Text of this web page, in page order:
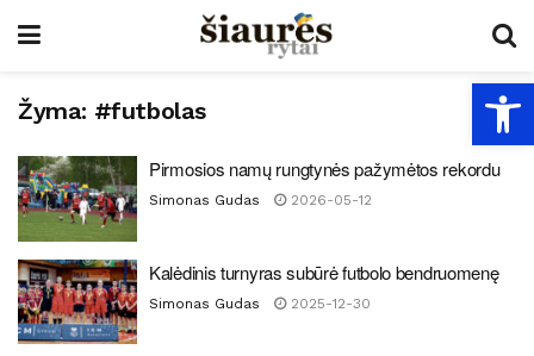
Žyma: #futbolas
Pirmosios namų rungtynės pažymėtos rekordu
Simonas Gudas 2026-05-12
Kalėdinis turnyras subūrė futbolo bendruomenę
Simonas Gudas 2025-12-30